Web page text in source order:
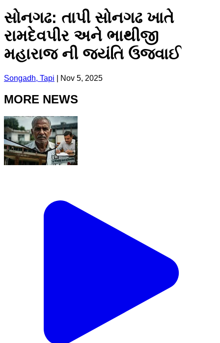
સોનગઢ: તાપી સોનગઢ ખાતે
રામદેવપીર અને ભાથીજી
મહારાજ ની જયંતિ ઉજવાઈ
Songadh, Tapi Nov 5, 2025
MORE NEWS